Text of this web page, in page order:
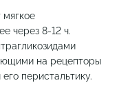
мягкое
через 8-12 ч.
на рецепторы
перистальтику.